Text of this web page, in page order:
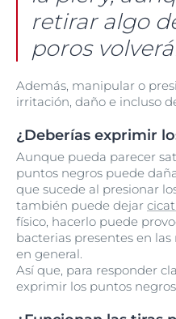
retirar algo
poros
Además, manipular o
irritación, daño e incluso
¿Deberías exprimir
Aunque pueda parecer
puntos negros puede
que sucede al presionar
también puede dejar
físico, hacerlo puede
bacterias presentes en
en general.
Así que, para responder
exprimir los puntos